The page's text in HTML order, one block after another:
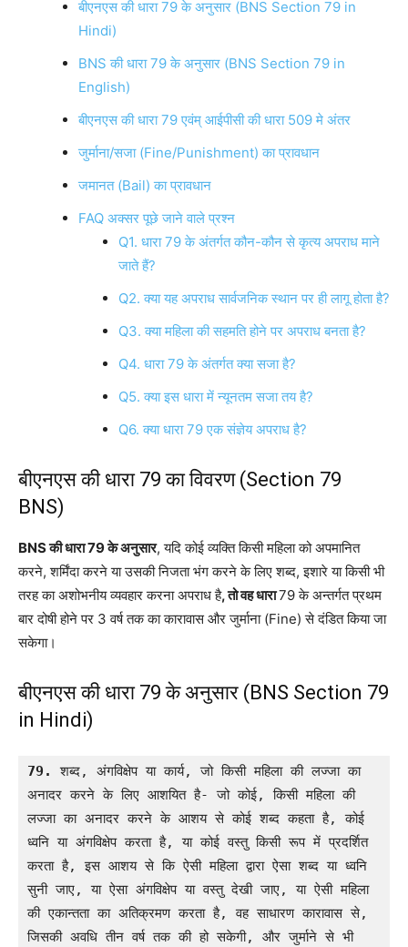
बीएनएस की धारा 79 के अनुसार (BNS Section 79 in
Hindi)
BNS की धारा 79 के अनुसार (BNS Section 79 in
English)
बीएनएस की धारा 79 एवंम् आईपीसी की धारा 509 मे अंतर
जुर्माना/सजा (Fine/Punishment) का प्रावधान
जमानत (Bail) का प्रावधान
FAQ अक्सर पूछे जाने वाले प्रश्न
Q1. धारा 79 के अंतर्गत कौन-कौन से कृत्य अपराध माने
जाते हैं?
Q2. क्या यह अपराध सार्वजनिक स्थान पर ही लागू होता है?
Q3. क्या महिला की सहमति होने पर अपराध बनता है?
Q4. धारा 79 के अंतर्गत क्या सजा है?
Q5. क्या इस धारा में न्यूनतम सजा तय है?
Q6. क्या धारा 79 एक संज्ञेय अपराध है?
बीएनएस की धारा 79 का विवरण (Section 79
BNS)
BNS की धारा 79 के अनुसार, यदि कोई व्यक्ति किसी महिला को अपमानित
करने, शर्मिंदा करने या उसकी निजता भंग करने के लिए शब्द, इशारे या किसी भी
तरह का अशोभनीय व्यवहार करना अपराध है, तो वह धारा79 के अन्तर्गत प्रथम
बार दोषी होने पर 3 वर्ष तक का कारावास और जुर्माना (Fine) से दंडित किया जा
सकेगा।
बीएनएस की धारा 79 के अनुसार (BNS Section 79
in Hindi)
79.
शब्द, अंगविक्षेप या कार्य, जो किसी महिला की लज्जा का
अनादर करने के लिए आशयित है- जो कोई, किसी महिला की
लज्जा का अनादर करने के आशय से कोई शब्द कहता है, कोई
ध्वनि या अंगविक्षेप करता है, या कोई वस्तु किसी रूप में प्रदर्शित
करता है, इस आशय से कि ऐसी महिला द्वारा ऐसा शब्द या ध्वनि
सुनी जाए, या ऐसा अंगविक्षेप या वस्तु देखी जाए, या ऐसी महिला
की एकान्तता का अतिक्रमण करता है, वह साधारण कारावास से,
जिसकी अवधि तीन वर्ष तक की हो सकेगी, और जुर्माने से भी